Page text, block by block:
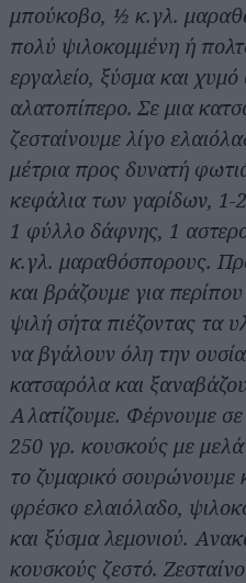
μπούκοβο, ½ κ.γλ.
πολύ ψιλοκομμένη ή
εργαλείο, ξύσμα και
αλατοπίπερο.Σε μια
ζεσταίνουμε λίγο
μέτρια προς δυνατή
κεφάλια των γαρίδων, 1-
1 φύλλο δάφνης, 1
κ.γλ. μαραθόσπορους.
και βράζουμε για
ψιλή σήτα πιέζοντας τα
να βγάλουν όλη την
κατσαρόλα και
Αλατίζουμε. Φέρνουμε
250 γρ. κουσκούς με
το ζυμαρικό σουρώνουμε
φρέσκο ελαιόλαδο,
και ξύσμα λεμονιού.
κουσκούς ζεστό.